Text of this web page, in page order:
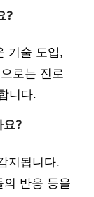
?
기술 도입,
로는 진로
니다.
요?
지됩니다.
의 반응 등을